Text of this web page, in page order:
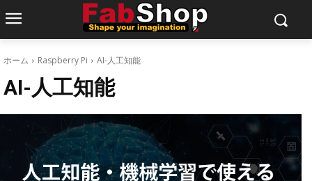
ホーム Raspberry Pi AI-人工知能
AI-人工知能